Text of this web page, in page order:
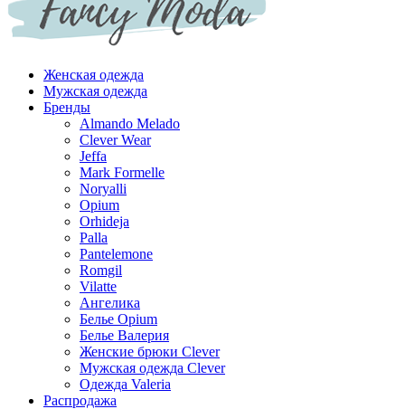
Женская одежда
Мужская одежда
Бренды
Almando Melado
Clever Wear
Jeffa
Mark Formelle
Noryalli
Opium
Orhideja
Palla
Pantelemone
Romgil
Vilatte
Ангелика
Белье Opium
Белье Валерия
Женские брюки Clever
Мужская одежда Clever
Одежда Valeria
Распродажа